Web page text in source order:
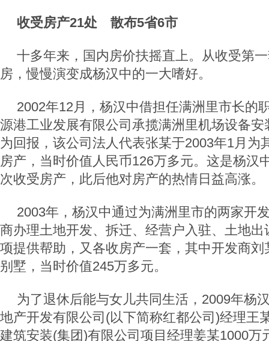
收受房产21处 散布5省6市
十多年来，国内房价扶摇直上。从收受第
房，慢慢演变成杨汉中的一大嗜好。
2002年12月，杨汉中借担任满洲里市长的
源港工业发展有限公司承揽满洲里机场设备
为回报，该公司法人代表张某于2003年1月为
房产，当时价值人民币126万多元。这是杨汉
次收受房产，此后他对房产的热情日益高涨。
2003年，杨汉中通过为满洲里市的两家开
商办理土地开发、拆迁、经营户入驻、土地
项提供帮助，又各收房产一套，其中开发商
别墅，当时价值245万多元。
为了退休后能与女儿共同生活，2009年杨
地产开发有限公司(以下简称红都公司)经理王
建筑安装(集团)有限公司项目经理姜某1000万